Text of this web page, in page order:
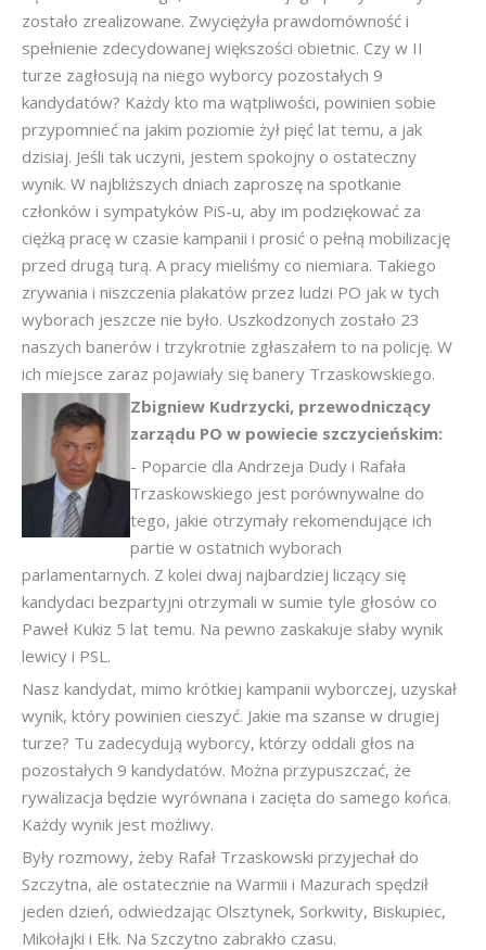
zostało zrealizowane. Zwyciężyła prawdomówność i
spełnienie zdecydowanej większości obietnic. Czy w II
turze zagłosują na niego wyborcy pozostałych 9
kandydatów? Każdy kto ma wątpliwości, powinien sobie
przypomnieć na jakim poziomie żył pięć lat temu, a jak
dzisiaj. Jeśli tak uczyni, jestem spokojny o ostateczny
wynik. W najbliższych dniach zaproszę na spotkanie
członków i sympatyków PiS-u, aby im podziękować za
ciężką pracę w czasie kampanii i prosić o pełną mobilizację
przed drugą turą. A pracy mieliśmy co niemiara. Takiego
zrywania i niszczenia plakatów przez ludzi PO jak w tych
wyborach jeszcze nie było. Uszkodzonych zostało 23
naszych banerów i trzykrotnie zgłaszałem to na policję. W
ich miejsce zaraz pojawiały się banery Trzaskowskiego.
Zbigniew Kudrzycki, przewodniczący
zarządu PO w powiecie szczycieńskim:
- Poparcie dla Andrzeja Dudy i Rafała
Trzaskowskiego jest porównywalne do
tego, jakie otrzymały rekomendujące ich
partie w ostatnich wyborach
parlamentarnych. Z kolei dwaj najbardziej liczący się
kandydaci bezpartyjni otrzymali w sumie tyle głosów co
Paweł Kukiz 5 lat temu. Na pewno zaskakuje słaby wynik
lewicy i PSL.
Nasz kandydat, mimo krótkiej kampanii wyborczej, uzyskał
wynik, który powinien cieszyć. Jakie ma szanse w drugiej
turze? Tu zadecydują wyborcy, którzy oddali głos na
pozostałych 9 kandydatów. Można przypuszczać, że
rywalizacja będzie wyrównana i zacięta do samego końca.
Każdy wynik jest możliwy.
Były rozmowy, żeby Rafał Trzaskowski przyjechał do
Szczytna, ale ostatecznie na Warmii i Mazurach spędził
jeden dzień, odwiedzając Olsztynek, Sorkwity, Biskupiec,
Mikołajki i Ełk. Na Szczytno zabrakło czasu.